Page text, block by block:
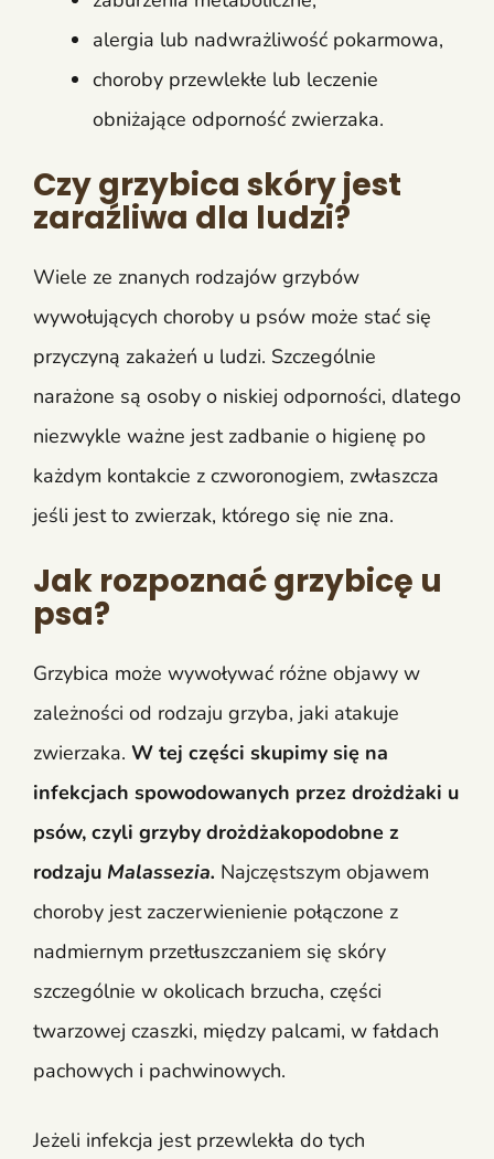
alergia lub nadwrażliwość pokarmowa,
choroby przewlekłe lub leczenie
obniżające odporność zwierzaka.
Czy grzybica skóry jest
zaraźliwa dla ludzi?
Wiele ze znanych rodzajów grzybów
wywołujących choroby u psów może stać się
przyczyną zakażeń u ludzi. Szczególnie
narażone są osoby o niskiej odporności, dlatego
niezwykle ważne jest zadbanie o higienę po
każdym kontakcie z czworonogiem, zwłaszcza
jeśli jest to zwierzak, którego się nie zna.
Jak rozpoznać grzybicę u
psa?
Grzybica może wywoływać różne objawy w
zależności od rodzaju grzyba, jaki atakuje
zwierzaka. W tej części skupimy się na
infekcjach spowodowanych przez drożdżaki u
psów, czyli grzyby drożdżakopodobne z
rodzaju Malassezia. Najczęstszym objawem
choroby jest zaczerwienienie połączone z
nadmiernym przetłuszczaniem się skóry
szczególnie w okolicach brzucha, części
twarzowej czaszki, między palcami, w fałdach
pachowych i pachwinowych.
Jeżeli infekcja jest przewlekła do tych